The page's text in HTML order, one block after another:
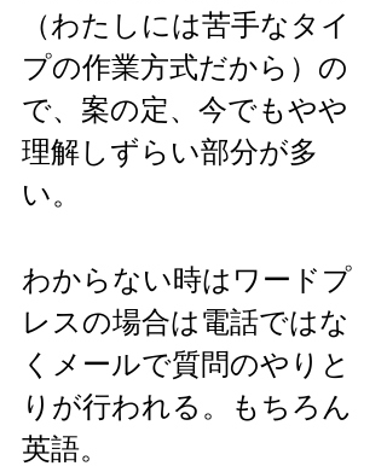
（わたしには苦手なタイ
プの作業方式だから）の
で、案の定、今でもやや
理解しずらい部分が多
い。
わからない時はワードプ
レスの場合は電話ではな
くメールで質問のやりと
りが行われる。もちろん
英語。